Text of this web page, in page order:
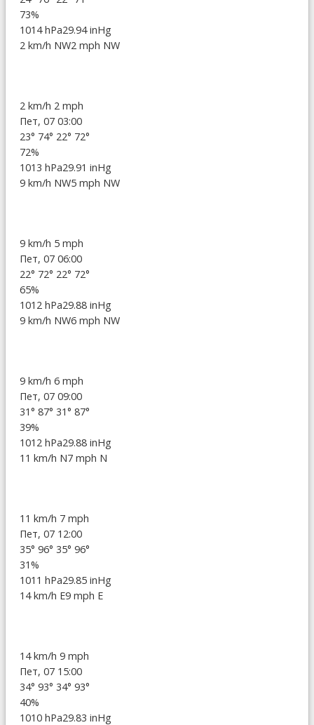
73%
1014 hPa29.94 inHg
2 km/h NW2 mph NW
2 km/h 2 mph
Пет, 07 03:00
23° 74° 22° 72°
72%
1013 hPa29.91 inHg
9 km/h NW5 mph NW
9 km/h 5 mph
Пет, 07 06:00
22° 72° 22° 72°
65%
1012 hPa29.88 inHg
9 km/h NW6 mph NW
9 km/h 6 mph
Пет, 07 09:00
31° 87° 31° 87°
39%
1012 hPa29.88 inHg
11 km/h N7 mph N
11 km/h 7 mph
Пет, 07 12:00
35° 96° 35° 96°
31%
1011 hPa29.85 inHg
14 km/h E9 mph E
14 km/h 9 mph
Пет, 07 15:00
34° 93° 34° 93°
40%
1010 hPa29.83 inHg